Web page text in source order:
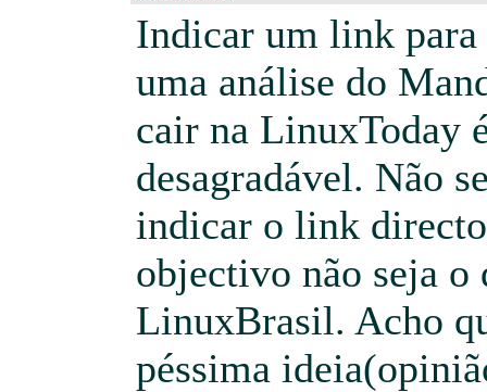
Indicar um link
uma análise do
cair na LinuxToday
desagradável. Não
indicar o link
objectivo não seja
LinuxBrasil. Acho
péssima